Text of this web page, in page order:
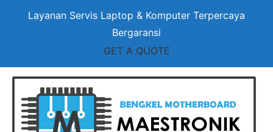
Layanan Servis Laptop & Komputer Terpercaya
Bergaransi
GET A QUOTE